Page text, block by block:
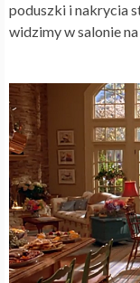
poduszki i nakrycia
widzimy w salonie